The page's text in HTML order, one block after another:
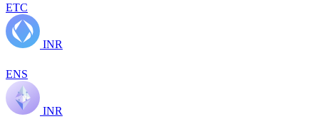
ETC
INR
ENS
INR